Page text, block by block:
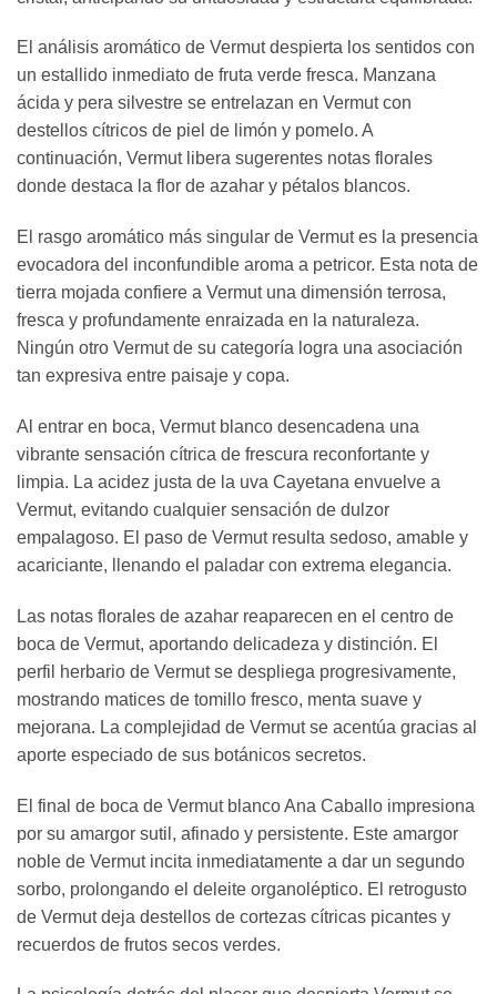
El análisis aromático de Vermut despierta los sentidos con
un estallido inmediato de fruta verde fresca. Manzana
ácida y pera silvestre se entrelazan en Vermut con
destellos cítricos de piel de limón y pomelo. A
continuación, Vermut libera sugerentes notas florales
donde destaca la flor de azahar y pétalos blancos.
El rasgo aromático más singular de Vermut es la presencia
evocadora del inconfundible aroma a petricor. Esta nota de
tierra mojada confiere a Vermut una dimensión terrosa,
fresca y profundamente enraizada en la naturaleza.
Ningún otro Vermut de su categoría logra una asociación
tan expresiva entre paisaje y copa.
Al entrar en boca, Vermut blanco desencadena una
vibrante sensación cítrica de frescura reconfortante y
limpia. La acidez justa de la uva Cayetana envuelve a
Vermut, evitando cualquier sensación de dulzor
empalagoso. El paso de Vermut resulta sedoso, amable y
acariciante, llenando el paladar con extrema elegancia.
Las notas florales de azahar reaparecen en el centro de
boca de Vermut, aportando delicadeza y distinción. El
perfil herbario de Vermut se despliega progresivamente,
mostrando matices de tomillo fresco, menta suave y
mejorana. La complejidad de Vermut se acentúa gracias al
aporte especiado de sus botánicos secretos.
El final de boca de Vermut blanco Ana Caballo impresiona
por su amargor sutil, afinado y persistente. Este amargor
noble de Vermut incita inmediatamente a dar un segundo
sorbo, prolongando el deleite organoléptico. El retrogusto
de Vermut deja destellos de cortezas cítricas picantes y
recuerdos de frutos secos verdes.